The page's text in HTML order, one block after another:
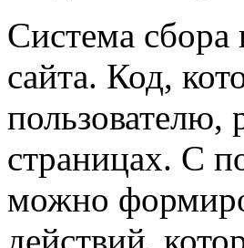
Система
сайта. Код,
пользователю,
страницах. С
можно
действий,